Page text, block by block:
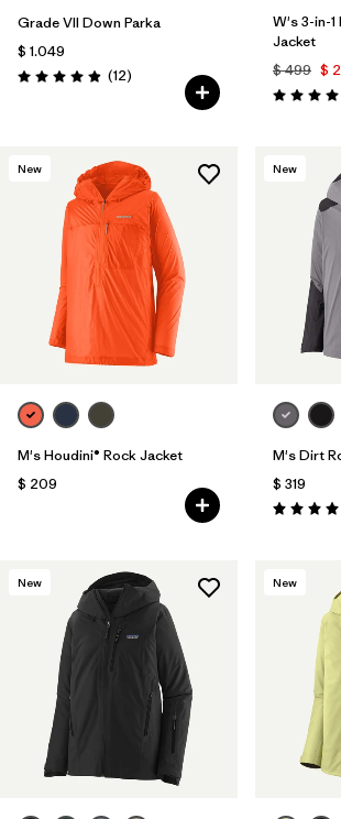
Grade VII Down Parka
$ 1.049
Valoración: 4.9 / 5
(12Comentarios
)
W's 3-in-1
Jacket
$ 499 $
New
M's Houdini® Rock Jacket
$ 209
New
M's Dirt
$ 319
New New